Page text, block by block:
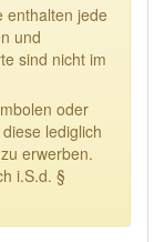
enthalten jede
und
sind nicht im
oder
lediglich
erwerben.
i.S.d. §